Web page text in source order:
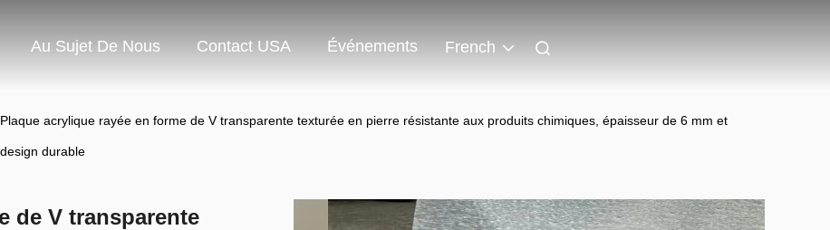
Au Sujet De Nous Contact USA Événements French
Plaque acrylique rayée en forme de V transparente texturée en pierre résistante aux produits chimiques, épaisseur de 6 mm et
design durable
de V transparente